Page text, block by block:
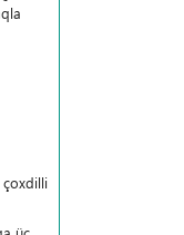
çoxdilli